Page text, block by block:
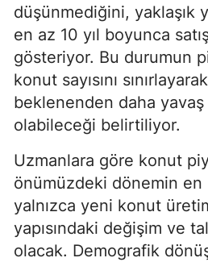
düşünmediğini, yaklaşık
en az 10 yıl boyunca
gösteriyor. Bu durumun
konut sayısını
beklenenden daha yavaş
olabileceği belirtiliyor.
Uzmanlara göre konut
önümüzdeki dönemin
yalnızca yeni konut
yapısındaki değişim ve
olacak. Demografik